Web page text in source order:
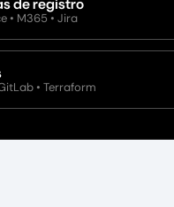
• M365 • Jira
• Terraform